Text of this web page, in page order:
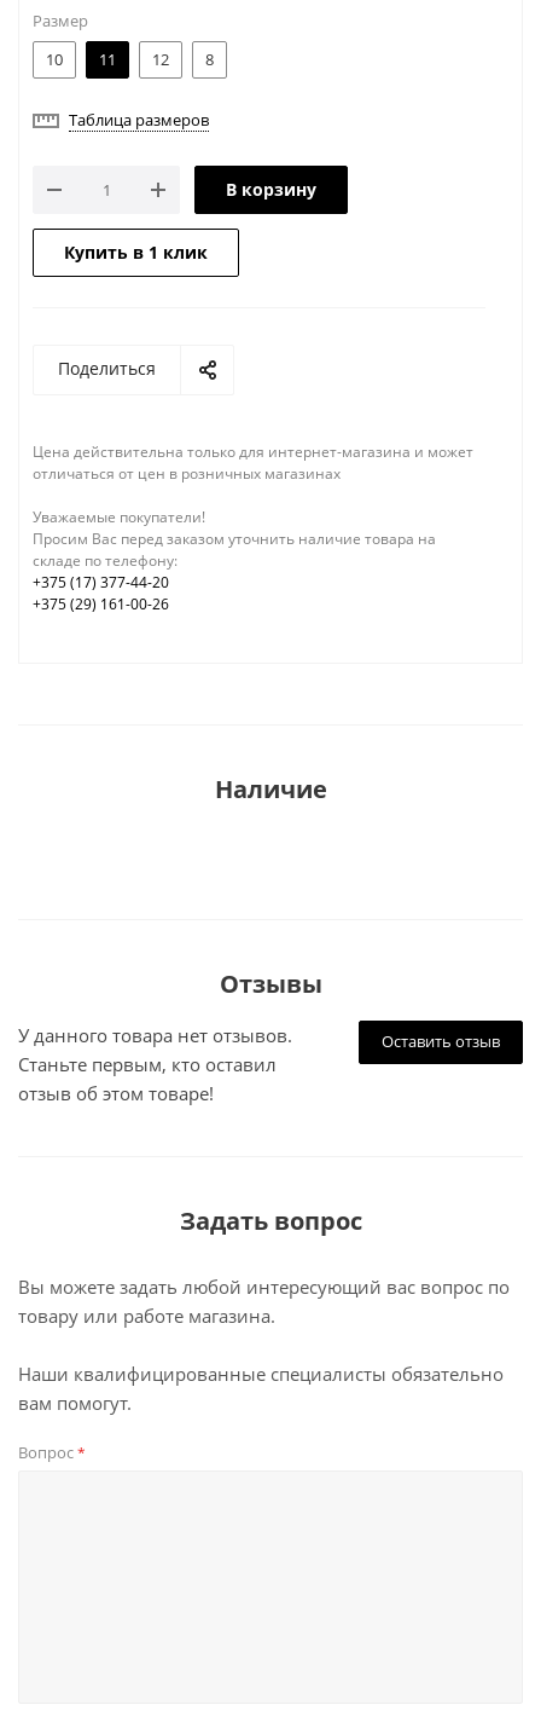
Размер
10
11 12 8
Таблица размеров
В корзину
Купить в 1 клик
Поделиться
Цена действительна только для интернет-магазина и может
отличаться от цен в розничных магазинах
Уважаемые покупатели!
Просим Вас перед заказом уточнить наличие товара на
складе по телефону:
+375 (17) 377-44-20
+375 (29) 161-00-26
Наличие
Отзывы
Оставить отзыв
У данного товара нет отзывов.
Станьте первым, кто оставил
отзыв об этом товаре!
Задать вопрос
Вы можете задать любой интересующий вас вопрос по
товару или работе магазина.
Наши квалифицированные специалисты обязательно
вам помогут.
Вопрос*